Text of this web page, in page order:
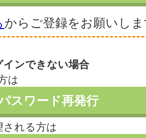
からご登録をお願いし
インできない場合
は
スワード再発行
れる方は